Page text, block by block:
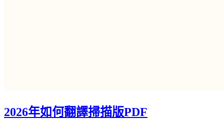
2026年如何翻譯掃描版PDF